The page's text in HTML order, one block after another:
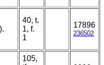
40, t.
1, f.
1
17896
236502
105,